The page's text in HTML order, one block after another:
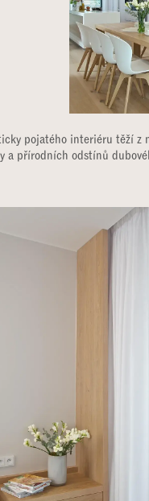
pojatého interiéru těží z
a přírodních odstínů